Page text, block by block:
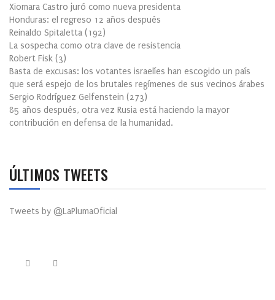
Xiomara Castro juró como nueva presidenta
Honduras: el regreso 12 años después
Reinaldo Spitaletta (192)
La sospecha como otra clave de resistencia
Robert Fisk (3)
Basta de excusas: los votantes israelíes han escogido un país
que será espejo de los brutales regímenes de sus vecinos árabes
Sergio Rodríguez Gelfenstein (273)
85 años después, otra vez Rusia está haciendo la mayor
contribución en defensa de la humanidad.
ÚLTIMOS TWEETS
Tweets by @LaPlumaOficial